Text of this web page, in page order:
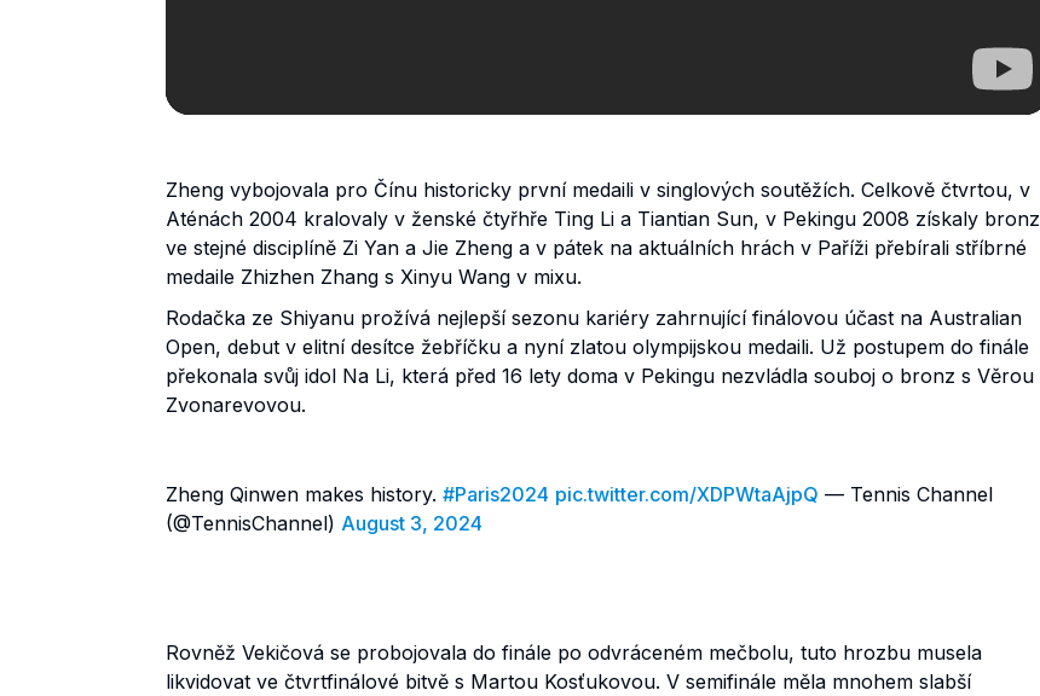
Zheng vybojovala pro Čínu historicky první medaili v singlových soutěžích. Celkově čtvrtou, v
Aténách 2004 kralovaly v ženské čtyřhře Ting Li a Tiantian Sun, v Pekingu 2008 získaly bronz
ve stejné disciplíně Zi Yan a Jie Zheng a v pátek na aktuálních hrách v Paříži přebírali stříbrné
medaile Zhizhen Zhang s Xinyu Wang v mixu.
Rodačka ze Shiyanu prožívá nejlepší sezonu kariéry zahrnující finálovou účast na Australian
Open, debut v elitní desítce žebříčku a nyní zlatou olympijskou medaili. Už postupem do finále
překonala svůj idol Na Li, která před 16 lety doma v Pekingu nezvládla souboj o bronz s Věrou
Zvonarevovou.
Zheng Qinwen makes history. #Paris2024 pic.twitter.com/XDPWtaAjpQ — Tennis Channel
(@TennisChannel) August 3, 2024
Rovněž Vekičová se probojovala do finále po odvráceném mečbolu, tuto hrozbu musela
likvidovat ve čtvrtfinálové bitvě s Martou Kosťukovou. V semifinále měla mnohem slabší